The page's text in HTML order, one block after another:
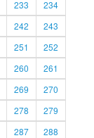
233
234
242
243
251
252
260
261
269
270
278
279
287
288